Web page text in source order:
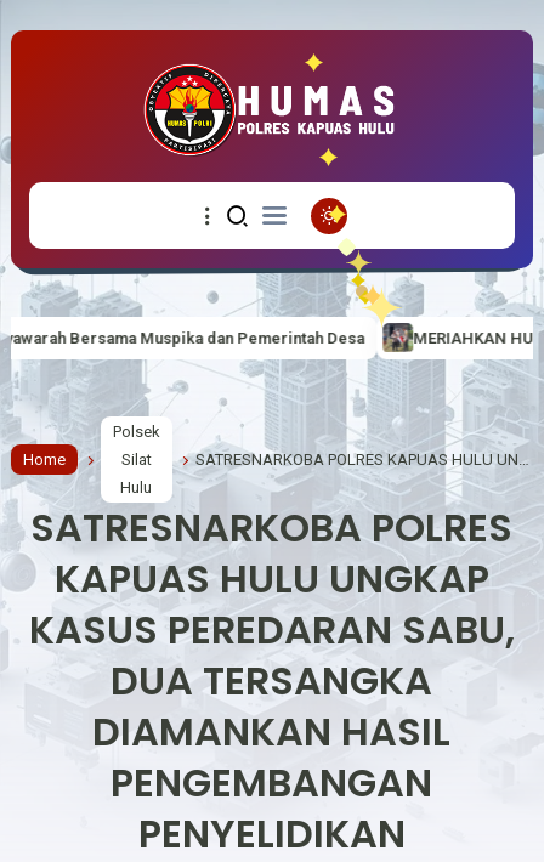
Desa MERIAHKAN HUT RI KE-81 BERTEMA
Home
Polsek
Silat
Hulu
SATRESNARKOBA POLRES KAPUAS HULU UNGKAP KASUS PEREDARAN SABU, DUA TERSANGKA DIAMANKAN HASIL PENGEMBANGAN PENYELIDIKAN
SATRESNARKOBA POLRES
KAPUAS HULU UNGKAP
KASUS PEREDARAN SABU,
DUA TERSANGKA
DIAMANKAN HASIL
PENGEMBANGAN
PENYELIDIKAN